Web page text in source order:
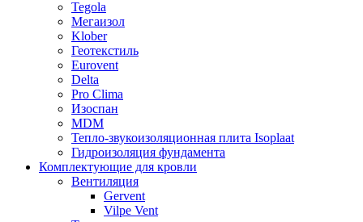
Tegola
Мегаизол
Klober
Геотекстиль
Eurovent
Delta
Pro Clima
Изоспан
MDM
Тепло-звукоизоляционная плита Isoplaat
Гидроизоляция фундамента
Комплектующие для кровли
Вентиляция
Gervent
Vilpe Vent